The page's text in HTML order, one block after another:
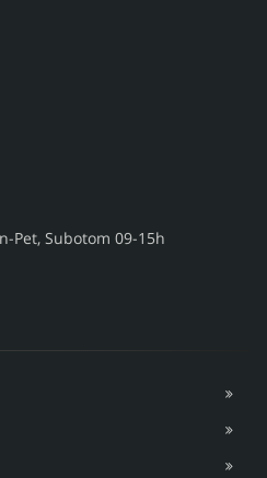
Pet, Subotom 09-15h